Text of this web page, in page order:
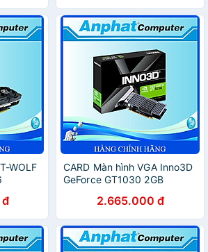
WOLF
– Hàng
CARD Màn hình VGA Inno3D
GeForce GT1030 2GB
2.665.000 đ